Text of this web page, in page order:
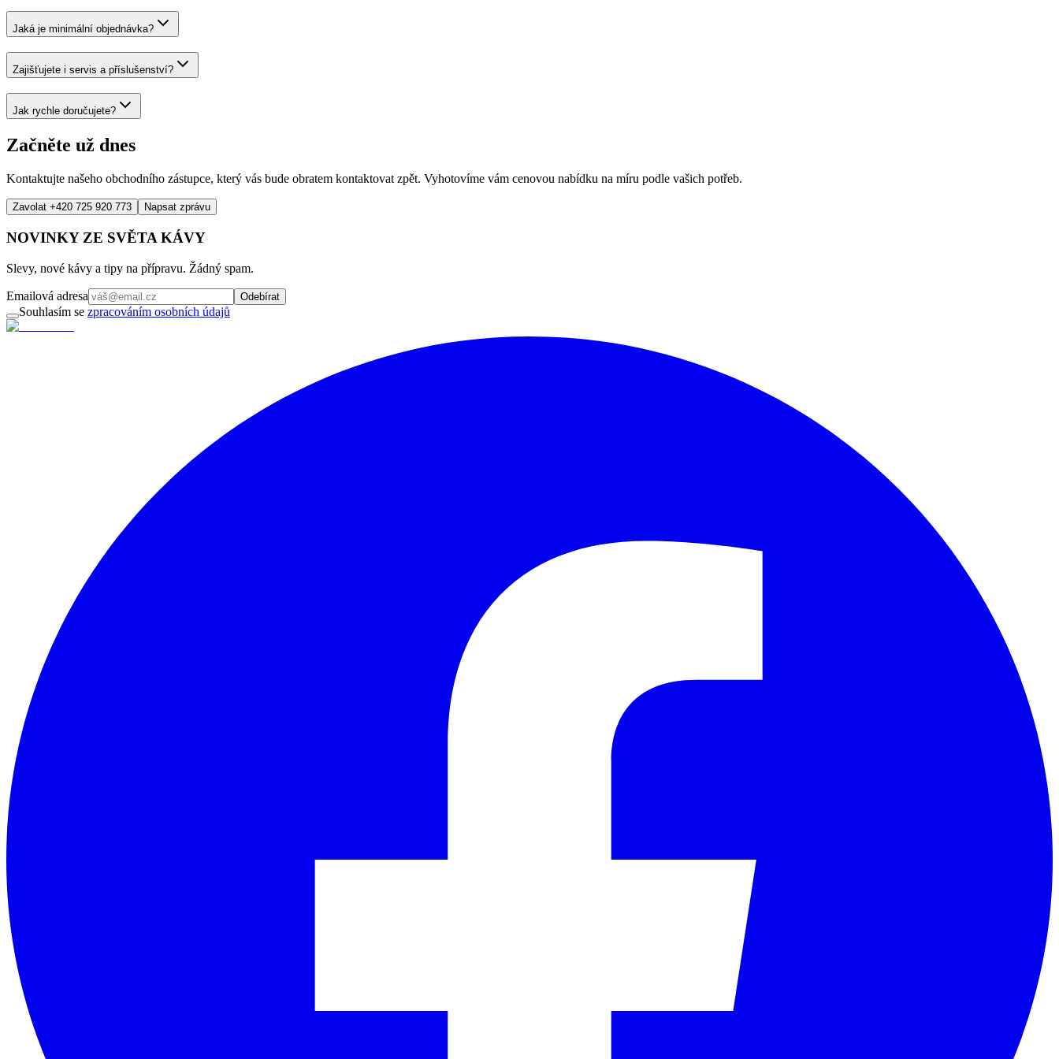
Jaká je minimální objednávka?
Zajišťujete i servis a příslušenství?
Jak rychle doručujete?
Začněte už dnes
Kontaktujte našeho obchodního zástupce, který vás bude obratem kontaktovat zpět. Vyhotovíme vám cenovou nabídku na míru podle vašich potřeb.
Zavolat +420 725 920 773 Napsat zprávu
NOVINKY ZE SVĚTA KÁVY
Slevy, nové kávy a tipy na přípravu. Žádný spam.
Emailová adresa Odebírat
Souhlasím se zpracováním osobních údajů